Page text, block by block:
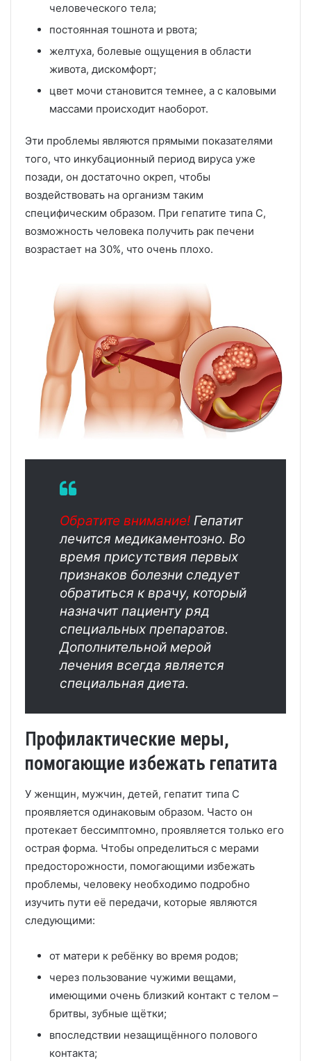
человеческого тела;
постоянная тошнота и рвота;
желтуха, болевые ощущения в области
живота, дискомфорт;
цвет мочи становится темнее, а с каловыми
массами происходит наоборот.
Эти проблемы являются прямыми показателями
того, что инкубационный период вируса уже
позади, он достаточно окреп, чтобы
воздействовать на организм таким
специфическим образом. При гепатите типа С,
возможность человека получить рак печени
возрастает на 30%, что очень плохо.
Обратите внимание! Гепатит
лечится медикаментозно. Во
время присутствия первых
признаков болезни следует
обратиться к врачу, который
назначит пациенту ряд
специальных препаратов.
Дополнительной мерой
лечения всегда является
специальная диета.
Профилактические меры,
помогающие избежать гепатита
У женщин, мужчин, детей, гепатит типа С
проявляется одинаковым образом. Часто он
протекает бессимптомно, проявляется только его
острая форма. Чтобы определиться с мерами
предосторожности, помогающими избежать
проблемы, человеку необходимо подробно
изучить пути её передачи, которые являются
следующими:
от матери к ребёнку во время родов;
через пользование чужими вещами,
имеющими очень близкий контакт с телом –
бритвы, зубные щётки;
впоследствии незащищённого полового
контакта;